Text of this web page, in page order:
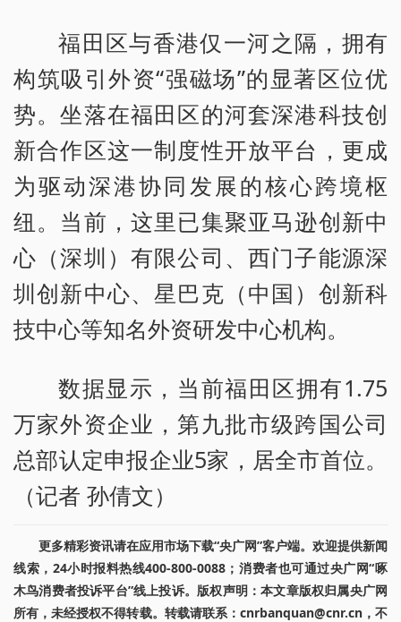
福田区与香港仅一河之隔，拥有
构筑吸引外资“强磁场”的显著区位优
势。坐落在福田区的河套深港科技创
新合作区这一制度性开放平台，更成
为驱动深港协同发展的核心跨境枢
纽。当前，这里已集聚亚马逊创新中
心（深圳）有限公司、西门子能源深
圳创新中心、星巴克（中国）创新科
技中心等知名外资研发中心机构。
数据显示，当前福田区拥有1.75
万家外资企业，第九批市级跨国公司
总部认定申报企业5家，居全市首位。
（记者 孙倩文）
更多精彩资讯请在应用市场下载“央广网”客户端。欢迎提供新闻
线索，24小时报料热线400-800-0088；消费者也可通过央广网“啄
木鸟消费者投诉平台”线上投诉。版权声明：本文章版权归属央广网
所有，未经授权不得转载。转载请联系：cnrbanquan@cnr.cn，不